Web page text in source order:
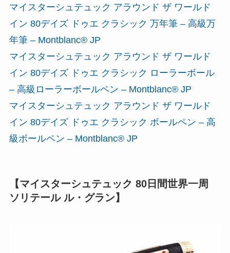
マイスターシュテュック アラウンド ザ ワールド
イン 80デイズ ドゥエ クラシック 万年筆 – 高級万
年筆 – Montblanc® JP
マイスターシュテュック アラウンド ザ ワールド
イン 80デイズ ドゥエ クラシック ローラーボール
– 高級ローラーボールペン – Montblanc® JP
マイスターシュテュック アラウンド ザ ワールド
イン 80デイズ ドゥエ クラシック ボールペン – 高
級ボールペン – Montblanc® JP
【マイスターシュテュック 80日間世界一周
ソリテール ル・グラン】